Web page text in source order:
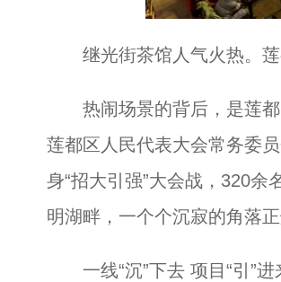
继光街茶馆人气火热。
热闹场景的背后，是莲都
莲都区人民代表大会常务委
身“招大引强”大会战，320
明湖畔，一个个沉寂的角落正
一线“沉”下去 项目“引”进